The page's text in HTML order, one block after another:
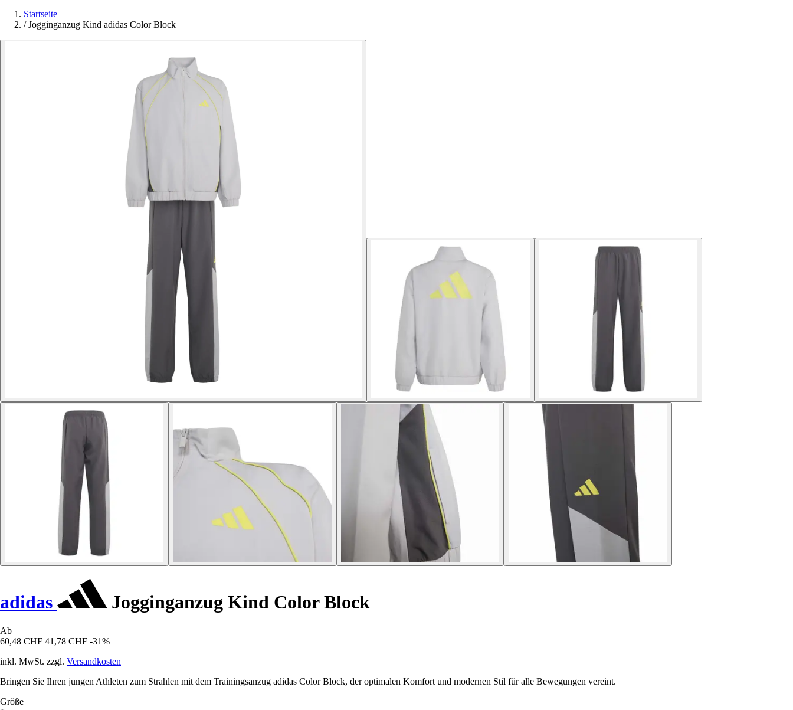
Startseite
/ Jogginganzug Kind adidas Color Block
adidas Jogginganzug Kind Color Block
Ab
60,48 CHF 41,78 CHF -31%
inkl. MwSt. zzgl. Versandkosten
Bringen Sie Ihren jungen Athleten zum Strahlen mit dem Trainingsanzug adidas Color Block, der optimalen Komfort und modernen Stil für alle Bewegungen vereint.
Größe